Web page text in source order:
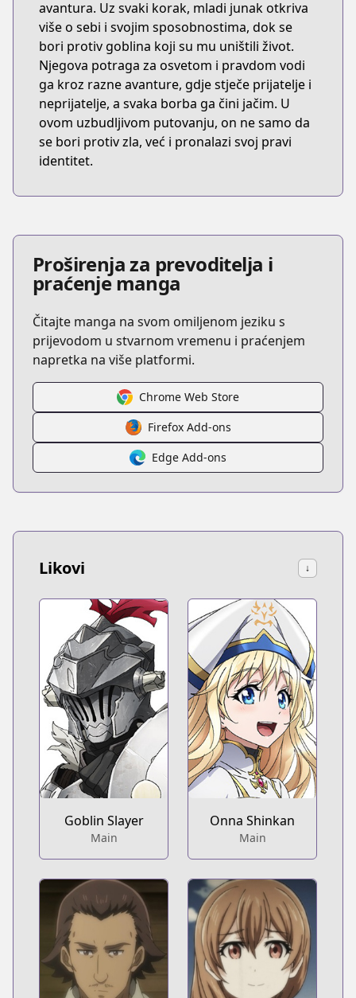
avantura. Uz svaki korak, mladi junak otkriva
više o sebi i svojim sposobnostima, dok se
bori protiv goblina koji su mu uništili život.
Njegova potraga za osvetom i pravdom vodi
ga kroz razne avanture, gdje stječe prijatelje i
neprijatelje, a svaka borba ga čini jačim. U
ovom uzbudljivom putovanju, on ne samo da
se bori protiv zla, već i pronalazi svoj pravi
identitet.
Proširenja za prevoditelja i
praćenje manga
Čitajte manga na svom omiljenom jeziku s
prijevodom u stvarnom vremenu i praćenjem
napretka na više platformi.
Chrome Web Store
Firefox Add-ons
Edge Add-ons
Likovi ↓
Goblin Slayer
Main
Onna Shinkan
Main